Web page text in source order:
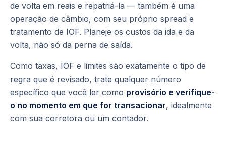
de volta em reais e repatriá-la — também é uma
operação de câmbio, com seu próprio spread e
tratamento de IOF. Planeje os custos da ida e da
volta, não só da perna de saída.
Como taxas, IOF e limites são exatamente o tipo de
regra que é revisado, trate qualquer número
específico que você ler como provisório e verifique-
o no momento em que for transacionar, idealmente
com sua corretora ou um contador.